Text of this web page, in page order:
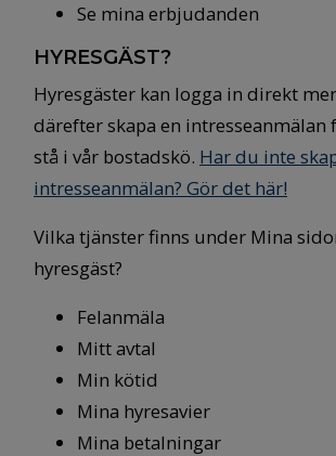
Se mina erbjudanden
HYRESGÄST?
Hyresgäster kan logga in direkt
därefter skapa en intresseanmälan
stå i vår bostadskö. Har du inte
intresseanmälan? Gör det här!
Vilka tjänster finns under Mina
hyresgäst?
Felanmäla
Mitt avtal
Min kötid
Mina hyresavier
Mina betalningar